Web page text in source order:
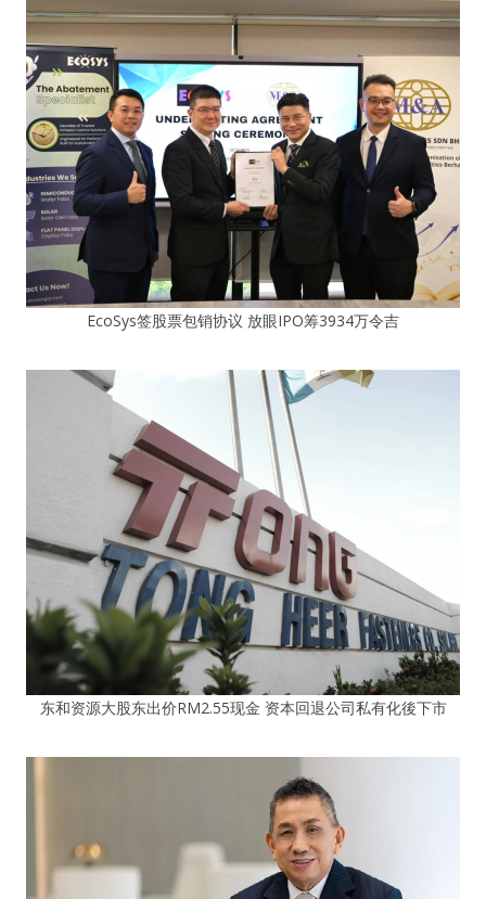
EcoSys签股票包销协议 放眼IPO筹3934万令吉
东和资源大股东出价RM2.55现金 资本回退公司私有化後下市